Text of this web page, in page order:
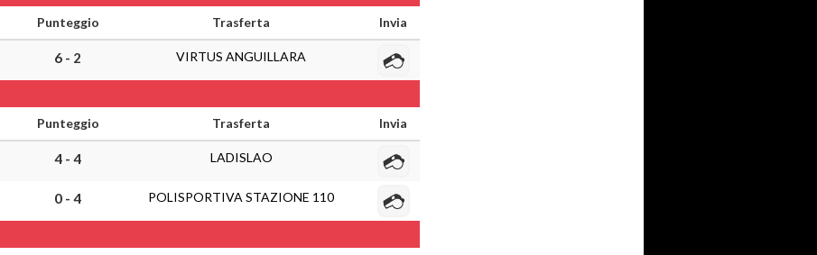
Punteggio Trasferta Invia
6 - 2 VIRTUS ANGUILLARA
Punteggio Trasferta Invia
4 - 4 LADISLAO
0 - 4 POLISPORTIVA STAZIONE 110